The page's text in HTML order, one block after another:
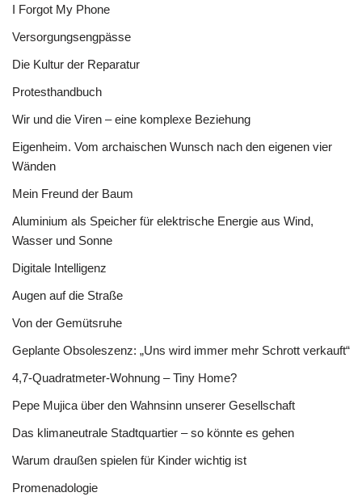
I Forgot My Phone
Versorgungsengpässe
Die Kultur der Reparatur
Protesthandbuch
Wir und die Viren – eine komplexe Beziehung
Eigenheim. Vom archaischen Wunsch nach den eigenen vier
Wänden
Mein Freund der Baum
Aluminium als Speicher für elektrische Energie aus Wind,
Wasser und Sonne
Digitale Intelligenz
Augen auf die Straße
Von der Gemütsruhe
Geplante Obsoleszenz: „Uns wird immer mehr Schrott verkauft“
4,7-Quadratmeter-Wohnung – Tiny Home?
Pepe Mujica über den Wahnsinn unserer Gesellschaft
Das klimaneutrale Stadtquartier – so könnte es gehen
Warum draußen spielen für Kinder wichtig ist
Promenadologie